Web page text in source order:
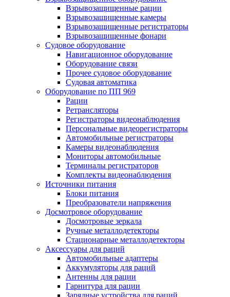
Взрывозащищенные рации
Взрывозащищенные камеры
Взрывозащищенные регистраторы
Взрывозащищенные фонари
Судовое оборудование
Навигационное оборудование
Оборудование связи
Прочее судовое оборудование
Судовая автоматика
Оборудование по ПП 969
Рации
Ретрансляторы
Регистраторы видеонаблюдения
Персональные видеорегистраторы
Автомобильные регистраторы
Камеры видеонаблюдения
Мониторы автомобильные
Терминалы регистраторов
Комплекты видеонаблюдения
Источники питания
Блоки питания
Преобразователи напряжения
Досмотровое оборудование
Досмотровые зеркала
Ручные металлодетекторы
Стационарные металлодетекторы
Аксессуары для раций
Автомобильные адаптеры
Аккумуляторы для раций
Антенны для рации
Гарнитура для рации
Зарядные устройства для раций